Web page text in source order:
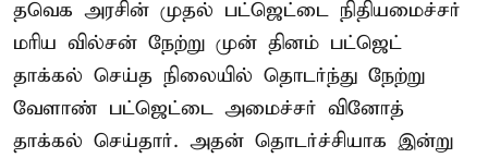
தவெக அரசின் முதல் பட்ஜெட்டை நிதியமைச்சர்
மரிய வில்சன் நேற்று முன் தினம் பட்ஜெட்
தாக்கல் செய்த நிலையில் தொடர்ந்து நேற்று
வேளாண் பட்ஜெட்டை அமைச்சர் வினோத்
தாக்கல் செய்தார். அதன் தொடர்ச்சியாக இன்று